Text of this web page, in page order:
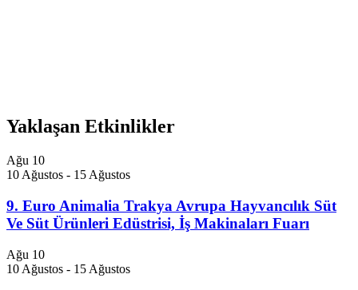
Yaklaşan Etkinlikler
Ağu 10
10 Ağustos - 15 Ağustos
9. Euro Animalia Trakya Avrupa Hayvancılık Süt
Ve Süt Ürünleri Edüstrisi, İş Makinaları Fuarı
Ağu 10
10 Ağustos - 15 Ağustos